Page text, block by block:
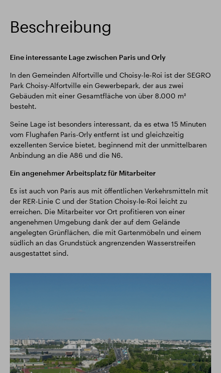
Beschreibung
Eine interessante Lage zwischen Paris und Orly
In den Gemeinden Alfortville und Choisy-le-Roi ist der SEGRO
Park Choisy-Alfortville ein Gewerbepark, der aus zwei
Gebäuden mit einer Gesamtfläche von über 8.000 m²
besteht.
Seine Lage ist besonders interessant, da es etwa 15 Minuten
vom Flughafen Paris-Orly entfernt ist und gleichzeitig
exzellenten Service bietet, beginnend mit der unmittelbaren
Anbindung an die A86 und die N6.
Ein angenehmer Arbeitsplatz für Mitarbeiter
Es ist auch von Paris aus mit öffentlichen Verkehrsmitteln mit
der RER-Linie C und der Station Choisy-le-Roi leicht zu
erreichen. Die Mitarbeiter vor Ort profitieren von einer
angenehmen Umgebung dank der auf dem Gelände
angelegten Grünflächen, die mit Gartenmöbeln und einem
südlich an das Grundstück angrenzenden Wasserstreifen
ausgestattet sind.